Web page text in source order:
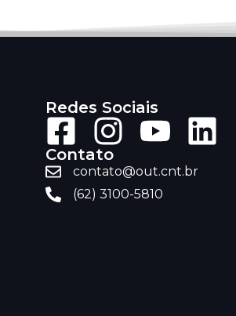
Redes Sociais
Contato
contato@out.cnt.br
(62) 3100-5810